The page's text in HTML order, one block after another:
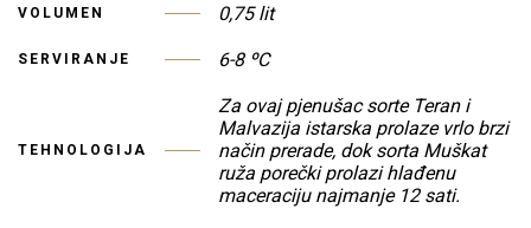
VOLUMEN 0,75 lit
SERVIRANJE 6-8 ºC
TEHNOLOGIJA
Za ovaj pjenušac sorte Teran i
Malvazija istarska prolaze vrlo brzi
način prerade, dok sorta Muškat
ruža porečki prolazi hlađenu
maceraciju najmanje 12 sati.